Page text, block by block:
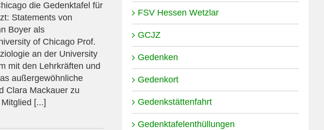
die Gedenktafel für
Statements von
Boyer als
of Chicago Prof.
an der University
mit den Lehrkräften und
außergewöhnliche
Clara Mackauer zu
[...]
FSV Hessen Wetzlar
GCJZ
Gedenken
Gedenkort
Gedenkstättenfahrt
Gedenktafelenthüllungen